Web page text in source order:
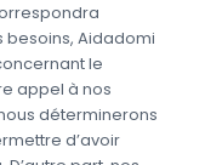
besoins, Aidadomi
le
appel à nos
déterminerons
d’avoir